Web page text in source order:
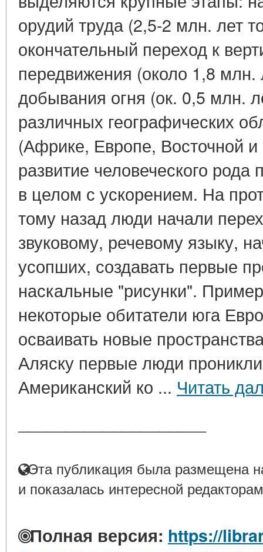
орудий труда (2,5-2 млн. лет
окончательный переход к
передвижения (около 1,8 млн.
добывания огня (ок. 0,5 млн.
различных географических
(Африке, Европе, Восточной
развитие человеческого
в целом с ускорением. На
тому назад люди начали
звуковому, речевому языку,
усопших, создавать первые
наскальные "рисунки".
некоторые обитатели юга
осваивать новые
Аляску первые люди
Американский ко ... Читать
Эта публикация была размещена
и показалась интересной
Полная версия: https://